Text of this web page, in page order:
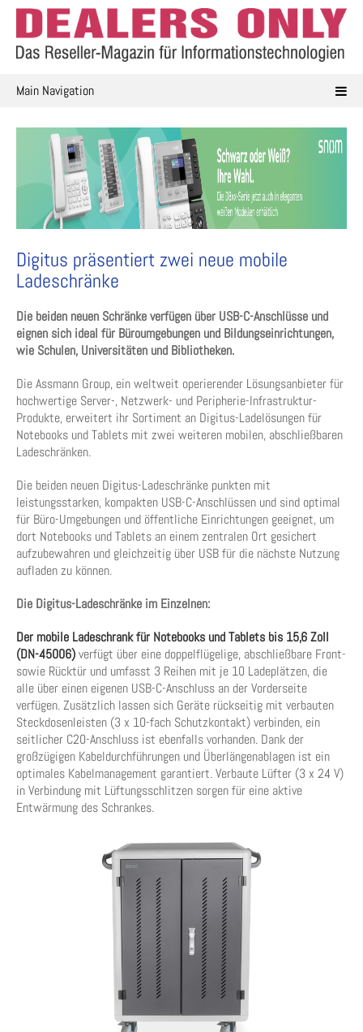
Skip
content
Main Navigation
Digitus präsentiert zwei neue mobile
Ladeschränke
Die beiden neuen Schränke verfügen über USB-C-Anschlüsse und
eignen sich ideal für Büroumgebungen und Bildungseinrichtungen,
wie Schulen, Universitäten und Bibliotheken.
Die Assmann Group, ein weltweit operierender Lösungsanbieter für
hochwertige Server-, Netzwerk- und Peripherie-Infrastruktur-
Produkte, erweitert ihr Sortiment an Digitus-Ladelösungen für
Notebooks und Tablets mit zwei weiteren mobilen, abschließbaren
Ladeschränken.
Die beiden neuen Digitus-Ladeschränke punkten mit
leistungsstarken, kompakten USB-C-Anschlüssen und sind optimal
für Büro-Umgebungen und öffentliche Einrichtungen geeignet, um
dort Notebooks und Tablets an einem zentralen Ort gesichert
aufzubewahren und gleichzeitig über USB für die nächste Nutzung
aufladen zu können.
Die Digitus-Ladeschränke im Einzelnen:
Der mobile Ladeschrank für Notebooks und Tablets bis 15,6 Zoll
(DN-45006)verfügt über eine doppelflügelige, abschließbare Front-
sowie Rücktür und umfasst 3 Reihen mit je 10 Ladeplätzen, die
alle über einen eigenen USB-C-Anschluss an der Vorderseite
verfügen. Zusätzlich lassen sich Geräte rückseitig mit verbauten
Steckdosenleisten (3 x 10-fach Schutzkontakt) verbinden, ein
seitlicher C20-Anschluss ist ebenfalls vorhanden. Dank der
großzügigen Kabeldurchführungen und Überlängenablagen ist ein
optimales Kabelmanagement garantiert. Verbaute Lüfter (3 x 24 V)
in Verbindung mit Lüftungsschlitzen sorgen für eine aktive
Entwärmung des Schrankes.